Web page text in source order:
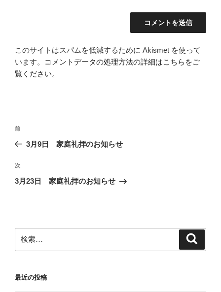
このサイトはスパムを低減するために Akismet を使って
います。
コメントデータの処理方法の詳細はこちらをご
覧ください。
投
ビ
ゲ
ン
前
の
稿
前
3月9日 家庭礼拝のお知らせ
次
の
次
3月23日 家庭礼拝のお知らせ
索:
最近の投稿